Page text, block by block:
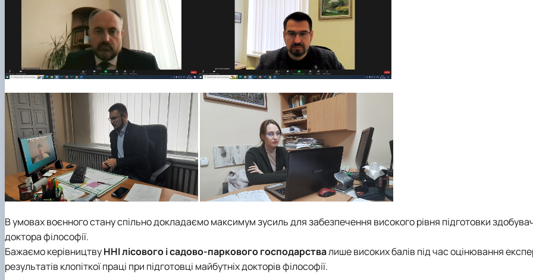
В умовах воєнного стану спільно докладаємо максимум зусиль для забезпечення високого рівня підготовки
доктора філософії.
Бажаємо керівництвуННІ лісового і садово-паркового господарствалише високих балів під час оцінювання
результатів клопіткої праці при підготовці майбутніх докторів філософії.